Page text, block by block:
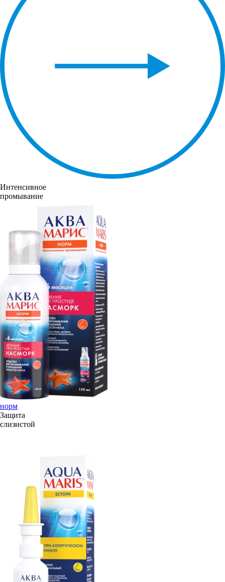
Интенсивное
промывание
норм
Защита
слизистой